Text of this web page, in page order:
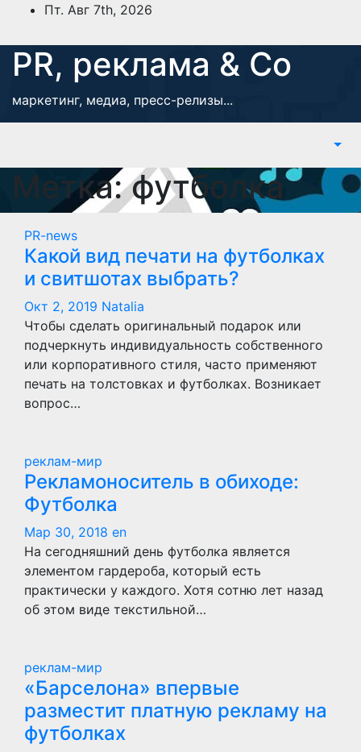
Перейти
содержимому
Пт. Авг 7th, 2026
PR, реклама & Co
маркетинг, медиа, пресс-релизы...
Метка:футболка
PR-news
Какой вид печати на футболках
и свитшотах выбрать?
Окт 2, 2019 Natalia
Чтобы сделать оригинальный подарок или
подчеркнуть индивидуальность собственного
или корпоративного стиля, часто применяют
печать на толстовках и футболках. Возникает
вопрос…
реклам-мир
Рекламоноситель в обиходе:
Футболка
Мар 30, 2018 en
На сегодняшний день футболка является
элементом гардероба, который есть
практически у каждого. Хотя сотню лет назад
об этом виде текстильной…
реклам-мир
«Барселона» впервые
разместит платную рекламу на
футболках